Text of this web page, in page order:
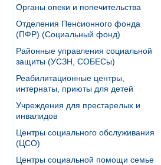
Органы опеки и попечительства
Отделения Пенсионного фонда
(ПФР) (Социальный фонд)
Районные управления социальной
защиты (УСЗН, СОБЕСы)
Реабилитационные центры,
интернаты, приюты для детей
Учреждения для престарелых и
инвалидов
Центры социального обслуживания
(ЦСО)
Центры социальной помощи семье